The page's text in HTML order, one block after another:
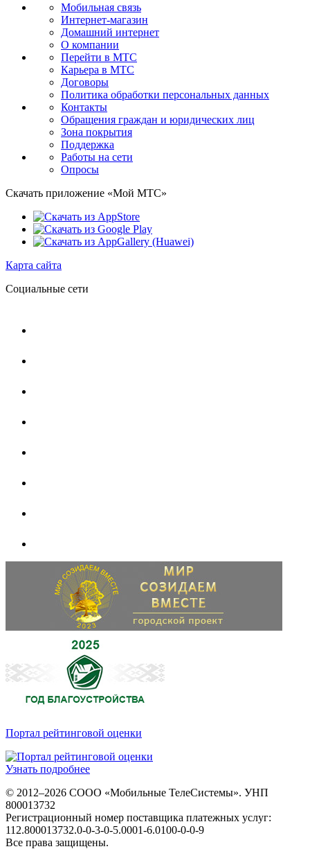
Мобильная связь
Интернет-магазин
Домашний интернет
О компании
Перейти в МТС
Карьера в МТС
Договоры
Политика обработки персональных данных
Контакты
Обращения граждан и юридических лиц
Зона покрытия
Поддержка
Работы на сети
Опросы
Скачать приложение «Мой МТС»
Карта сайта
Социальные сети
Портал рейтинговой оценки
Узнать подробнее
© 2012–2026 СООО «Мобильные ТелеСистемы». УНП
800013732
Регистрационный номер поставщика платежных услуг:
112.800013732.0-0-3-0-5.0001-6.0100-0-0-9
Все права защищены.